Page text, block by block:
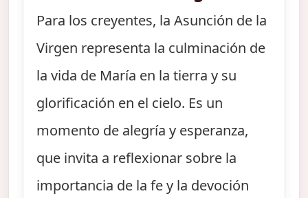
Para los creyentes, la Asunción de la
Virgen representa la culminación de
la vida de María en la tierra y su
glorificación en el cielo. Es un
momento de alegría y esperanza,
que invita a reflexionar sobre la
importancia de la fe y la devoción